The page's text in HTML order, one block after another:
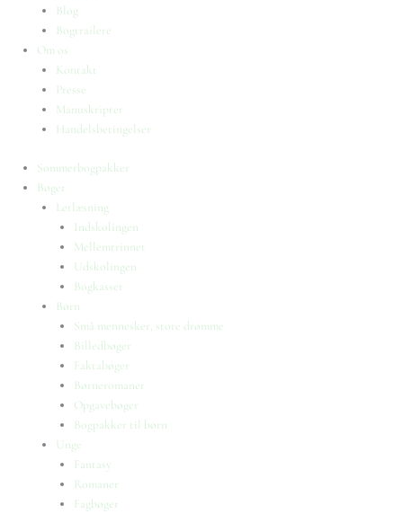
Blog
Bogtrailere
Om os
Kontakt
Presse
Manuskripter
Handelsbetingelser
Sommerbogpakker
Bøger
Letlæsning
Indskolingen
Mellemtrinnet
Udskolingen
Bogkasser
Børn
Små mennesker, store drømme
Billedbøger
Faktabøger
Børneromaner
Opgavebøger
Bogpakker til børn
Unge
Fantasy
Romaner
Fagbøger